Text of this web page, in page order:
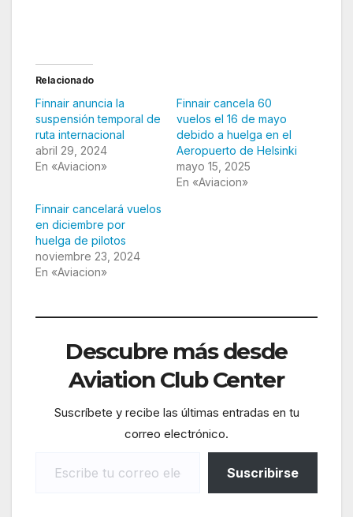
Relacionado
Finnair anuncia la
suspensión temporal de
ruta internacional
abril 29, 2024
En «Aviacion»
Finnair cancela 60
vuelos el 16 de mayo
debido a huelga en el
Aeropuerto de Helsinki
mayo 15, 2025
En «Aviacion»
Finnair cancelará vuelos
en diciembre por
huelga de pilotos
noviembre 23, 2024
En «Aviacion»
Descubre más desde
Aviation Club Center
Suscríbete y recibe las últimas entradas en tu
correo electrónico.
Suscribirse